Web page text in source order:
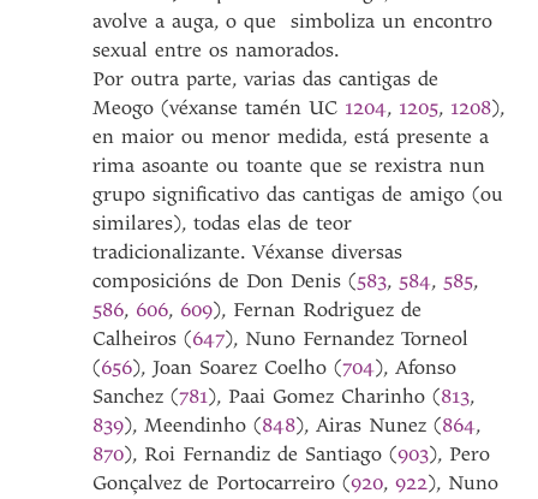
avolve a auga, o que simboliza un encontro
sexual entre os namorados.
Por outra parte, varias das cantigas de
Meogo (véxanse tamén UC 1204, 1205, 1208),
en maior ou menor medida, está presente a
rima asoante ou toante que se rexistra nun
grupo significativo das cantigas de amigo (ou
similares), todas elas de teor
tradicionalizante. Véxanse diversas
composicións de Don Denis (583, 584, 585,
586, 606, 609), Fernan Rodriguez de
Calheiros (647), Nuno Fernandez Torneol
(656), Joan Soarez Coelho (704), Afonso
Sanchez (781), Paai Gomez Charinho (813,
839), Meendinho (848), Airas Nunez (864,
870), Roi Fernandiz de Santiago (903), Pero
Gonçalvez de Portocarreiro (920,922), Nuno